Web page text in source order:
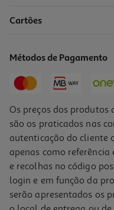
Cartões
Métodos de Pagamento
Os preços dos produtos
são os praticados nas
autenticação do cliente
apenas como
e recolhas no código
login e em função da
serão apresentados os